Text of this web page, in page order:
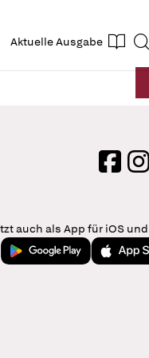
Aktuelle Ausgabe
login
Facebook
auch als App für iOS
Jetzt bei Google Play
Laden im